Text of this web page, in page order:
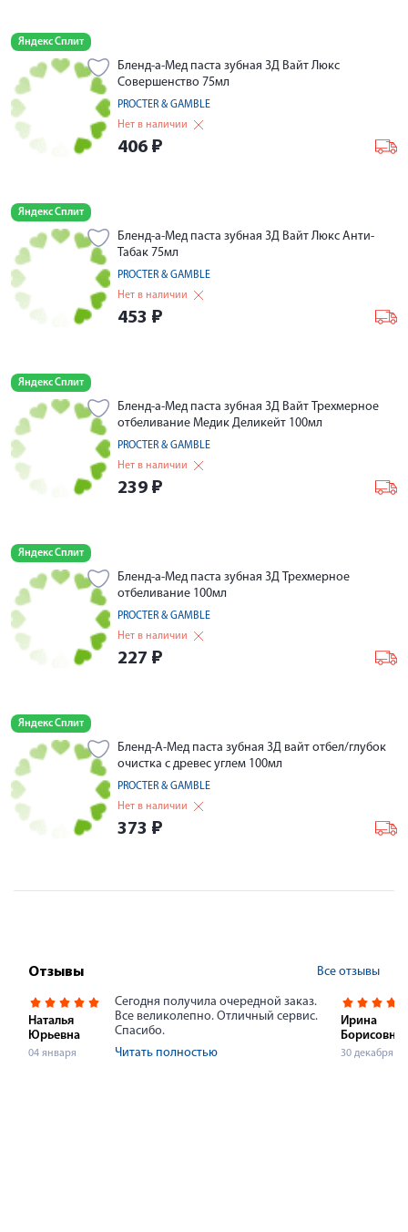
Яндекс Сплит
Бленд-а-Мед паста зубная 3Д Вайт Люкс
Совершенство 75мл
PROCTER & GAMBLE
Нет в наличии
406 ₽
Яндекс Сплит
Бленд-а-Мед паста зубная 3Д Вайт Люкс Анти-
Табак 75мл
PROCTER & GAMBLE
Нет в наличии
453 ₽
Яндекс Сплит
Бленд-а-Мед паста зубная 3Д Вайт Трехмерное
отбеливание Медик Деликейт 100мл
PROCTER & GAMBLE
Нет в наличии
239 ₽
Яндекс Сплит
Бленд-а-Мед паста зубная 3Д Трехмерное
отбеливание 100мл
PROCTER & GAMBLE
Нет в наличии
227 ₽
Яндекс Сплит
Бленд-А-Мед паста зубная 3Д вайт отбел/глубок
очистка с древес углем 100мл
PROCTER & GAMBLE
Нет в наличии
373 ₽
Отзывы Все отзывы
Наталья
Юрьевна
04 января
Сегодня получила очередной заказ.
Все великолепно. Отличный сервис.
Спасибо.
Читать полностью
Ирина
Борисовна
30 декабря